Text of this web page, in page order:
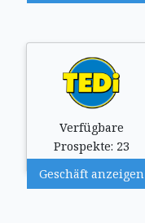
Verfügbare
Prospekte: 23
Geschäft anzeigen